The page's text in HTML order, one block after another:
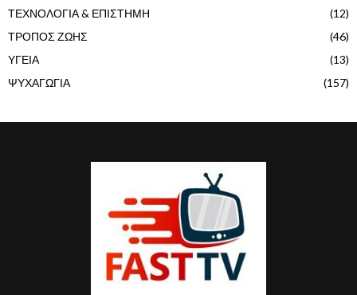
ΤΕΧΝΟΛΟΓΙΑ & ΕΠΙΣΤΗΜΗ
(12)
ΤΡΟΠΟΣ ΖΩΗΣ
(46)
ΥΓΕΙΑ
(13)
ΨΥΧΑΓΩΓΙΑ
(157)